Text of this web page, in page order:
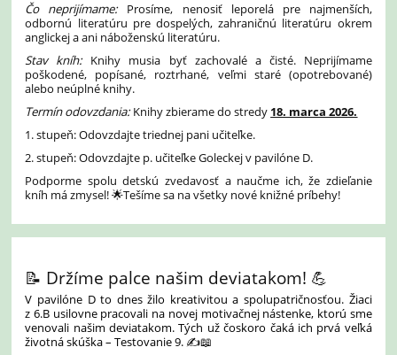
Čo neprijímame:Prosíme, nenosiť leporelá pre najmenších,
odbornú literatúru pre dospelých, zahraničnú literatúru okrem
anglickej a ani náboženskú literatúru.
Stav kníh:Knihy musia byť zachovalé a čisté. Neprijímame
poškodené, popísané, roztrhané, veľmi staré (opotrebované)
alebo neúplné knihy.
Termín odovzdania:Knihy zbierame do stredy 18. marca 2026.
1. stupeň: Odovzdajte triednej pani učiteľke.
2. stupeň: Odovzdajte p. učiteľke Goleckej v pavilóne D.
Podporme spolu detskú zvedavosť a naučme ich, že zdieľanie
kníh má zmysel! 🌟Tešíme sa na všetky nové knižné príbehy!
📝 Držíme palce našim deviatakom! 💪
V pavilóne D to dnes žilo kreativitou a spolupatričnosťou. Žiaci
z 6.B usilovne pracovali na novej motivačnej nástenke, ktorú sme
venovali našim deviatakom. Tých už čoskoro čaká ich prvá veľká
životná skúška – Testovanie 9. ✍️📖